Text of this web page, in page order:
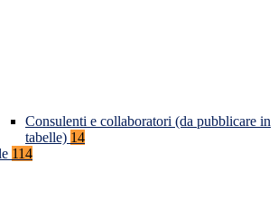
Consulenti e collaboratori (da pubblicare in
tabelle) 14
114